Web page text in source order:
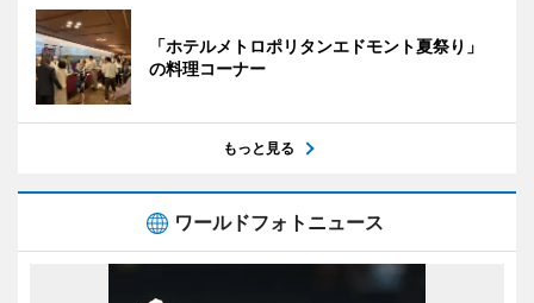
「ホテルメトロポリタンエドモント夏祭り」
の料理コーナー
もっと見る
ワールドフォトニュース